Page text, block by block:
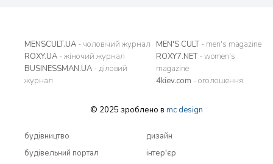
MENSCULT.UA - чоловічий журнал
ROXY.UA - жіночий журнал
BUSINESSMAN.UA - діловий
журнал
MEN'S CULT- men's magazine
ROXY7.NET- women's
magazine
4kiev.com - оголошення
© 2025 зроблено в mc design
будівництво
будівельний портал
дизайн
інтер'єр